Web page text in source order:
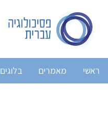
ראשי מאמרים בלוגים